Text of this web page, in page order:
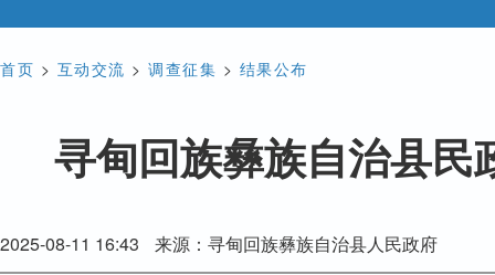
首页 > 互动交流 > 调查征集 > 结果公布
寻甸回族彝族自治县
2025-08-11 16:43 来源：寻甸回族彝族自治县人民政府